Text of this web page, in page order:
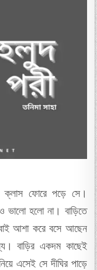
ফোরে পড়ে সে।
ভালো হলো না। বাড়িতে
আশা করে বসে আছেন
বাড়ির একদম কাছেই
এসেই সে দীঘির পাড়ে